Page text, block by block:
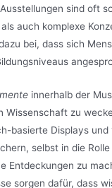
sind oft
auch komplexe
bei, dass sich
innerhalb der
Wissenschaft zu
basierte Displays und
selbst in die
Entdeckungen zu
sorgen dafür, dass